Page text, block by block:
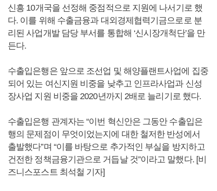
신흥 10개국을 선정해 중점적으로 지원에 나서기로 했
다. 이를 위해 수출금융과 대외경제협력기금으로로 분
리된 사업개발 담당 부서를 통합해 ‘신시장개척단’을 만
든다.
수출입은행은 앞으로 조선업 및 해양플랜트사업에 집중
되어 있는 여신지원 비중을 낮추고 인프라사업과 신성
장사업 지원 비중을 2020년까지 2배로 늘리기로 했다.
수출입은행 관계자는 “이번 혁신안은 그동안 수출입은
행의 문제점이 무엇이었는지에 대한 철저한 반성에서
출발했다”며 “이를 바탕으로 추가적인 부실을 방지하고
건전한 정책금융기관으로 거듭날 것”이라고 말했다. [비
즈니스포스트 최석철 기자]